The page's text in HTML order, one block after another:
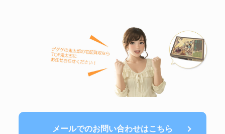
メールでのお問い合わせはこちら